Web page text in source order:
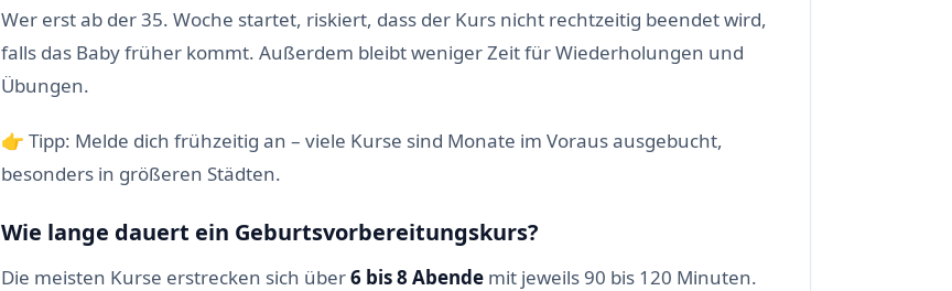
Wer erst ab der 35. Woche startet, riskiert, dass der Kurs nicht rechtzeitig beendet wird,
falls das Baby früher kommt. Außerdem bleibt weniger Zeit für Wiederholungen und
Übungen.
👉 Tipp: Melde dich frühzeitig an – viele Kurse sind Monate im Voraus ausgebucht,
besonders in größeren Städten.
Wie lange dauert ein Geburtsvorbereitungskurs?
Die meisten Kurse erstrecken sich über6 bis 8 Abende mit jeweils 90 bis 120 Minuten.